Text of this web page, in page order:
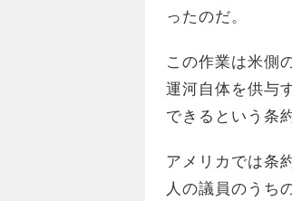
ったのだ。
この作業は米側
運河自体を供与
できるという条
アメリカでは条
人の議員のうち